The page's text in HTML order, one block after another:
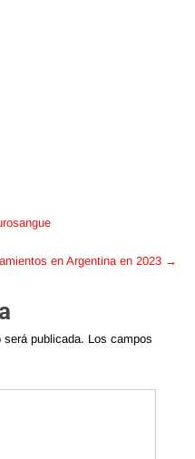
en Argentina en 2023 →
publicada. Los campos